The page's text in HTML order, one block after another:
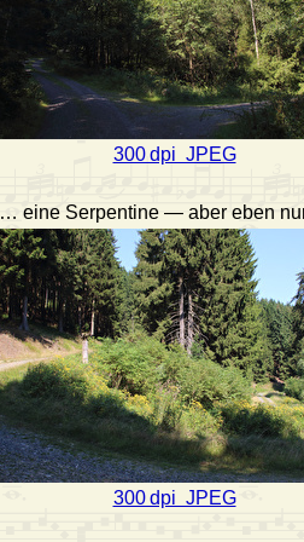
300 dpi JPEG
… eine Serpentine — aber eben
300 dpi JPEG